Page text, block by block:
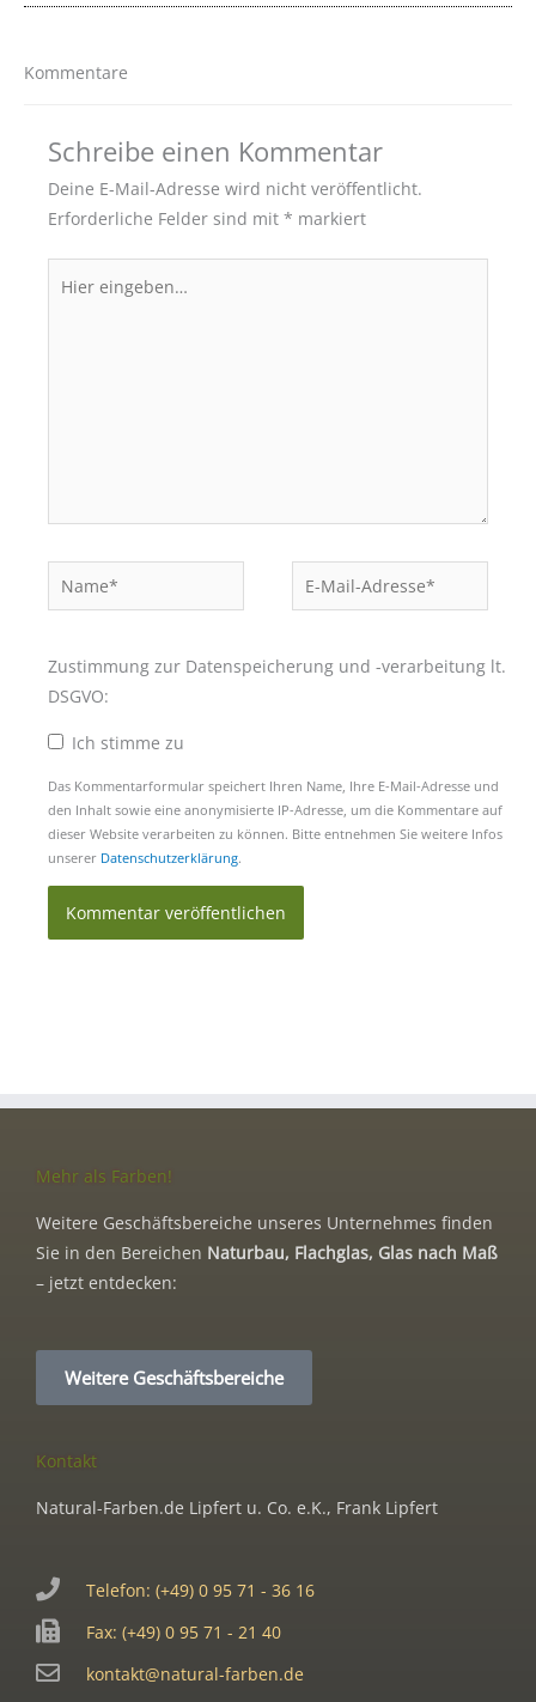
Kommentare
Schreibe einen Kommentar
Deine E-Mail-Adresse wird nicht veröffentlicht.
Erforderliche Felder sind mit * markiert
eingeben…
Name*
Mail-
Zustimmung zur Datenspeicherung und -verarbeitung lt.
DSGVO:
Ich stimme zu
Das Kommentarformular speichert Ihren Name, Ihre E-Mail-Adresse und
den Inhalt sowie eine anonymisierte IP-Adresse, um die Kommentare auf
dieser Website verarbeiten zu können. Bitte entnehmen Sie weitere Infos
unserer Datenschutzerklärung.
Mehr als Farben!
Weitere Geschäftsbereiche unseres Unternehmes finden
Sie in den Bereichen Naturbau, Flachglas, Glas nach Maß
– jetzt entdecken:
Weitere Geschäftsbereiche
Kontakt
Natural-Farben.de Lipfert u. Co. e.K., Frank Lipfert
Telefon: (+49) 0 95 71 - 36 16
Fax: (+49) 0 95 71 - 21 40
kontakt@natural-farben.de